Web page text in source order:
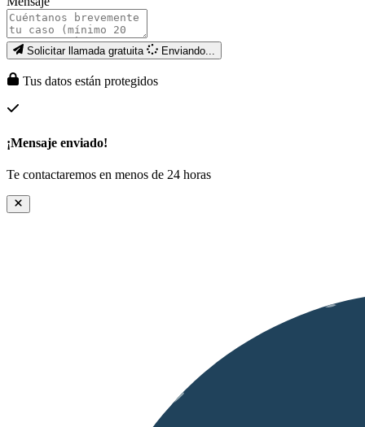
Solicitar llamada gratuita Enviando...
Tus datos están protegidos
¡Mensaje enviado!
Te contactaremos en menos de 24 horas